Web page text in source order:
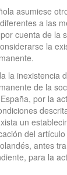
asumiese
a las
cuenta de la
la
la inexistencia
de la
por la
un
del
antes
para la